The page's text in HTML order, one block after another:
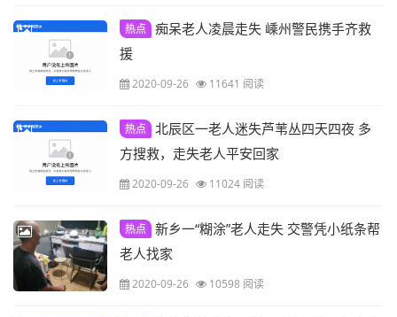
热点
痴呆老人凌晨走失 嵊州警民携手齐救
援
2020-09-26 11641 阅读
热点
北辰区一老人迷失芦苇丛四天四夜 多
方搜救，走失老人平安回家
2020-09-26 11024 阅读
热点
新乡一“糊涂”老人走失 交警凭小纸条帮
老人找家
2020-09-26 10598 阅读